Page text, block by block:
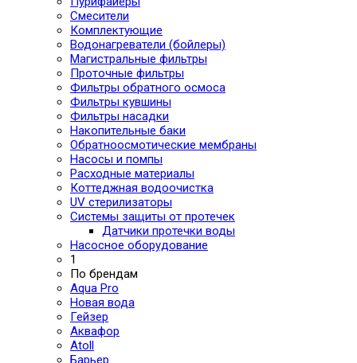
Смесители
Комплектующие
Водонагреватели (бойлеры)
Магистральные фильтры
Проточные фильтры
Фильтры обратного осмоса
Фильтры кувшины
Фильтры насадки
Накопительные баки
Обратноосмотические мембраны
Насосы и помпы
Расходные материалы
Коттеджная водоочистка
UV стерилизаторы
Системы защиты от протечек
Датчики протечки воды
Насосное оборудование
1
По брендам
Aqua Pro
Новая вода
Гейзер
Аквафор
Atoll
Барьер